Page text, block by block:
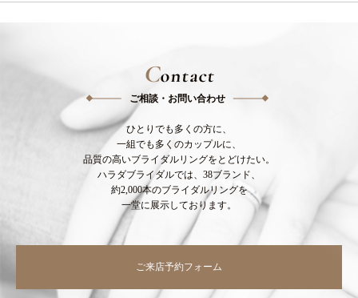
Contact
ご相談・お問い合わせ
ひとりでも多くの方に、
一組でも多くのカップルに、
品質の高いブライダルリングをとどけたい。
ハラダブライダルでは、38ブランド、
約2,000本のブライダルリングを
一堂に展示しております。
ご来店予約フォーム